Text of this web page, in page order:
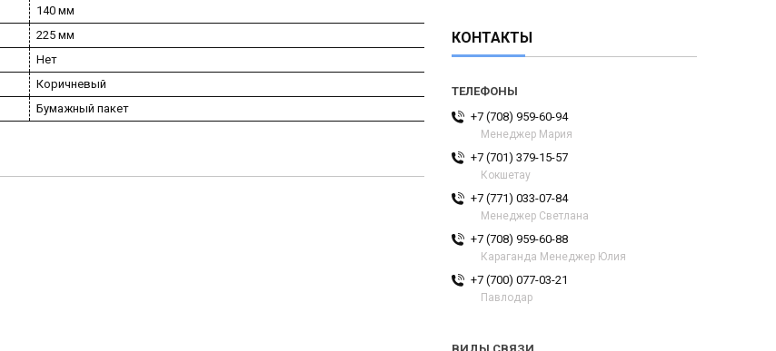
140 мм
225 мм
Нет
Коричневый
Бумажный пакет
КОНТАКТЫ
+7 (708) 959-60-94
Менеджер Мария
+7 (701) 379-15-57
Кокшетау
+7 (771) 033-07-84
Менеджер Светлана
+7 (708) 959-60-88
Караганда Менеджер Юлия
+7 (700) 077-03-21
Павлодар